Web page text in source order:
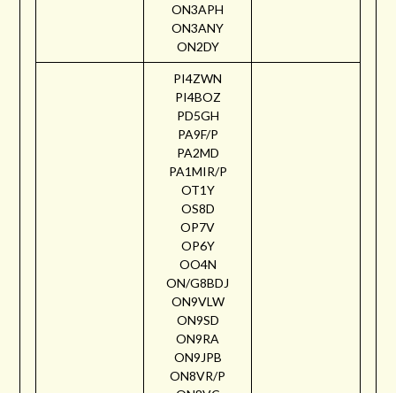
ON3APH
ON3ANY
ON2DY
PI4ZWN
PI4BOZ
PD5GH
PA9F/P
PA2MD
PA1MIR/P
OT1Y
OS8D
OP7V
OP6Y
OO4N
ON/G8BDJ
ON9VLW
ON9SD
ON9RA
ON9JPB
ON8VR/P